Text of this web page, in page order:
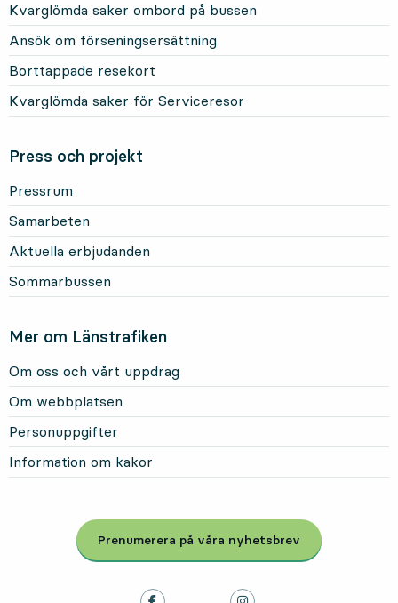
Kvarglömda saker ombord på bussen
Ansök om förseningsersättning
Borttappade resekort
Kvarglömda saker för Serviceresor
Press och projekt
Pressrum
Samarbeten
Aktuella erbjudanden
Sommarbussen
Mer om Länstrafiken
Om oss och vårt uppdrag
Om webbplatsen
Personuppgifter
Information om kakor
Prenumerera på våra nyhetsbrev
, Öppnas i modal